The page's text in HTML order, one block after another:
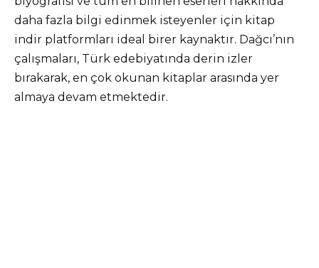
daha fazla bilgi edinmek isteyenler için kitap
indir platformları ideal birer kaynaktır. Dağcı’nın
çalışmaları, Türk edebiyatında derin izler
bırakarak, en çok okunan kitaplar arasında yer
almaya devam etmektedir.